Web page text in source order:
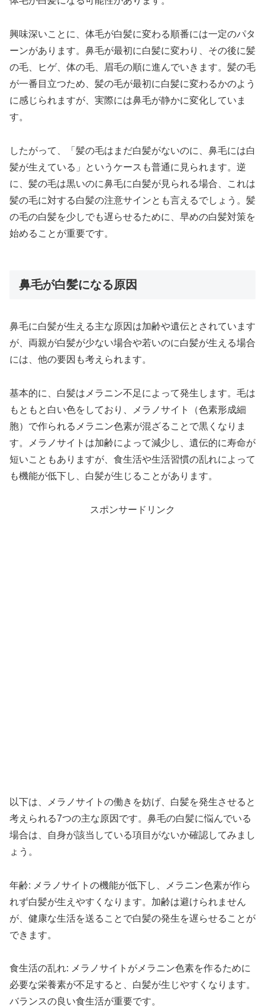
興味深いことに、体毛が白髪に変わる順番には一定のパタ
ーンがあります。鼻毛が最初に白髪に変わり、その後に髪
の毛、ヒゲ、体の毛、眉毛の順に進んでいきます。髪の毛
が一番目立つため、髪の毛が最初に白髪に変わるかのよう
に感じられますが、実際には鼻毛が静かに変化していま
す。
したがって、「髪の毛はまだ白髪がないのに、鼻毛には白
髪が生えている」というケースも普通に見られます。逆
に、髪の毛は黒いのに鼻毛に白髪が見られる場合、これは
髪の毛に対する白髪の注意サインとも言えるでしょう。髪
の毛の白髪を少しでも遅らせるために、早めの白髪対策を
始めることが重要です。
鼻毛が白髪になる原因
鼻毛に白髪が生える主な原因は加齢や遺伝とされています
が、両親が白髪が少ない場合や若いのに白髪が生える場合
には、他の要因も考えられます。
基本的に、白髪はメラニン不足によって発生します。毛は
もともと白い色をしており、メラノサイト（色素形成細
胞）で作られるメラニン色素が混ざることで黒くなりま
す。メラノサイトは加齢によって減少し、遺伝的に寿命が
短いこともありますが、食生活や生活習慣の乱れによって
も機能が低下し、白髪が生じることがあります。
スポンサードリンク
以下は、メラノサイトの働きを妨げ、白髪を発生させると
考えられる7つの主な原因です。鼻毛の白髪に悩んでいる
場合は、自身が該当している項目がないか確認してみまし
ょう。
年齢: メラノサイトの機能が低下し、メラニン色素が作ら
れず白髪が生えやすくなります。加齢は避けられません
が、健康な生活を送ることで白髪の発生を遅らせることが
できます。
食生活の乱れ: メラノサイトがメラニン色素を作るために
必要な栄養素が不足すると、白髪が生じやすくなります。
バランスの良い食生活が重要です。